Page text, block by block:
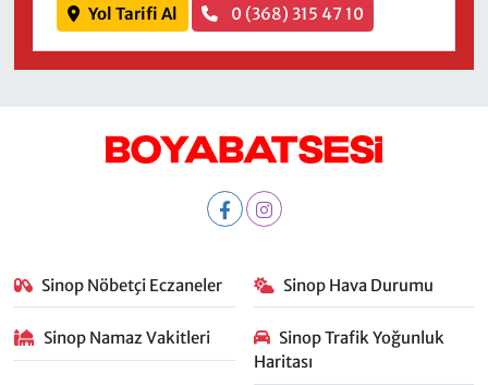
Yol Tarifi Al 0 (368) 315 47 10
Sinop Nöbetçi Eczaneler Sinop Hava Durumu
Sinop Namaz Vakitleri
Sinop Trafik Yoğunluk
Haritası